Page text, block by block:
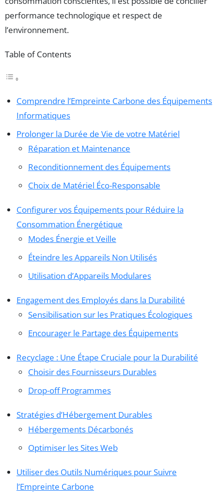
performance technologique et respect de
l’environnement.
Table of Contents
Comprendre l’Empreinte Carbone des Équipements
Informatiques
Prolonger la Durée de Vie de votre Matériel
Réparation et Maintenance
Reconditionnement des Équipements
Choix de Matériel Éco-Responsable
Configurer vos Équipements pour Réduire la
Consommation Énergétique
Modes Énergie et Veille
Éteindre les Appareils Non Utilisés
Utilisation d’Appareils Modulares
Engagement des Employés dans la Durabilité
Sensibilisation sur les Pratiques Écologiques
Encourager le Partage des Équipements
Recyclage : Une Étape Cruciale pour la Durabilité
Choisir des Fournisseurs Durables
Drop-off Programmes
Stratégies d’Hébergement Durables
Hébergements Décarbonés
Optimiser les Sites Web
Utiliser des Outils Numériques pour Suivre
l’Empreinte Carbone